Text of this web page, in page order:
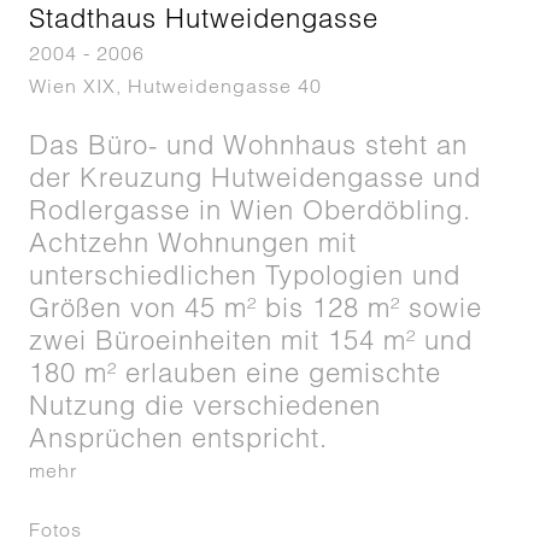
Stadthaus Hutweidengasse
2004 - 2006
Wien XIX, Hutweidengasse 40
Das Büro- und Wohnhaus steht an
der Kreuzung Hutweidengasse und
Rodlergasse in Wien Oberdöbling.
Achtzehn Wohnungen mit
unterschiedlichen Typologien und
Größen von 45 m² bis 128 m² sowie
zwei Büroeinheiten mit 154 m² und
180 m² erlauben eine gemischte
Nutzung die verschiedenen
Ansprüchen entspricht.
mehr
Fotos